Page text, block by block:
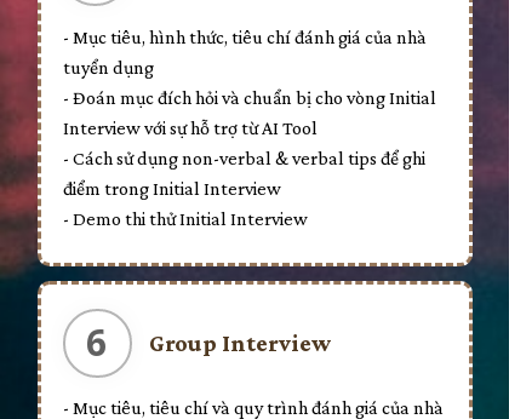
- Mục tiêu, hình thức, tiêu chí đánh giá của nhà
tuyển dụng
- Đoán mục đích hỏi và chuẩn bị cho vòng Initial
Interview với sự hỗ trợ từ AI Tool
- Cách sử dụng non-verbal & verbal tips để ghi
điểm trong Initial Interview
- Demo thi thử Initial Interview
Group Interview
- Mục tiêu, tiêu chí và quy trình đánh giá của nhà
6